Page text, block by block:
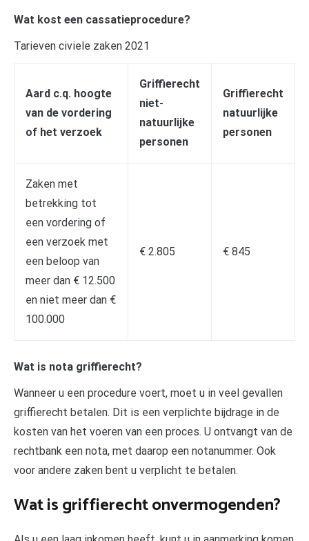
Wat kost een cassatieprocedure?
Tarieven civiele zaken 2021
Aard c.q. hoogte
van de vordering
of het verzoek
Griffierecht
niet-
natuurlijke
personen
Griffierecht
natuurlijke
personen
Zaken met
betrekking tot
een vordering of
een verzoek met
een beloop van
meer dan € 12.500
en niet meer dan €
100.000
€ 2.805 € 845
Wat is nota griffierecht?
Wanneer u een procedure voert, moet u in veel gevallen
griffierecht betalen. Dit is een verplichte bijdrage in de
kosten van het voeren van een proces. U ontvangt van de
rechtbank een nota, met daarop een notanummer. Ook
voor andere zaken bent u verplicht te betalen.
Wat is griffierecht onvermogenden?